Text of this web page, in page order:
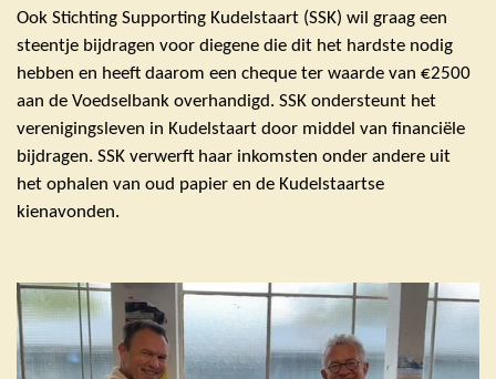
Ook Stichting Supporting Kudelstaart (SSK) wil graag een
steentje bijdragen voor diegene die dit het hardste nodig
hebben en heeft daarom een cheque ter waarde van €2500
aan de Voedselbank overhandigd. SSK ondersteunt het
verenigingsleven in Kudelstaart door middel van financiële
bijdragen. SSK verwerft haar inkomsten onder andere uit
het ophalen van oud papier en de Kudelstaartse
kienavonden.